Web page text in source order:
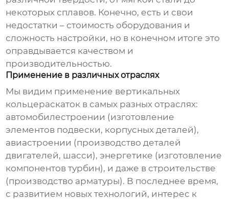
некоторых сплавов. Конечно, есть и свои
недостатки – стоимость оборудования и
сложность настройки, но в конечном итоге это
оправдывается качеством и
производительностью.
Применение в различных отраслях
Мы видим применение вертикальных
кольцераскаток в самых разных отраслях:
автомобилестроении (изготовление
элементов подвески, корпусных деталей),
авиастроении (производство деталей
двигателей, шасси), энергетике (изготовление
компонентов турбин), и даже в строительстве
(производство арматуры). В последнее время,
с развитием новых технологий, интерес к